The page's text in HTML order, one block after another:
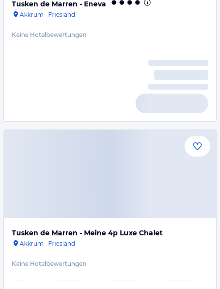
Tusken de Marren - Eneva
Akkrum · Friesland
Keine Hotelbewertungen
Tusken de Marren - Meine 4p Luxe Chalet
Akkrum · Friesland
Keine Hotelbewertungen